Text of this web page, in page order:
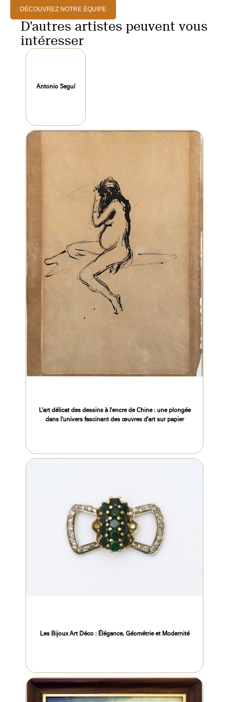
DÉCOUVREZ NOTRE ÉQUIPE
D'autres artistes peuvent vous
intéresser
Antonio Seguí
L'art délicat des dessins à l'encre de Chine : une plongée
dans l'univers fascinant des œuvres d'art sur papier
Les Bijoux Art Déco : Élégance, Géométrie et Modernité